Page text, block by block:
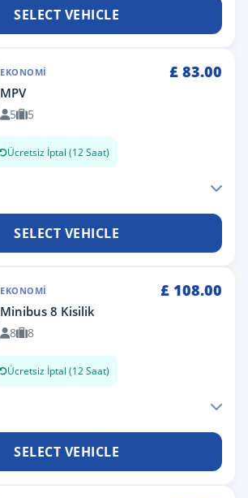
SELECT VEHICLE
EKONOMI £ 83.00
MPV
5 5
Ücretsiz İptal (12 Saat)
SELECT VEHICLE
EKONOMI £ 108.00
Minibus 8 Kisilik
8 8
Ücretsiz İptal (12 Saat)
SELECT VEHICLE